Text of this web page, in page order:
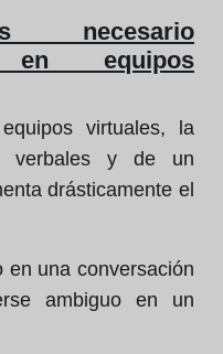
en equipos
virtuales, la
verbales y de un
drásticamente el
en una conversación
ambiguo en un